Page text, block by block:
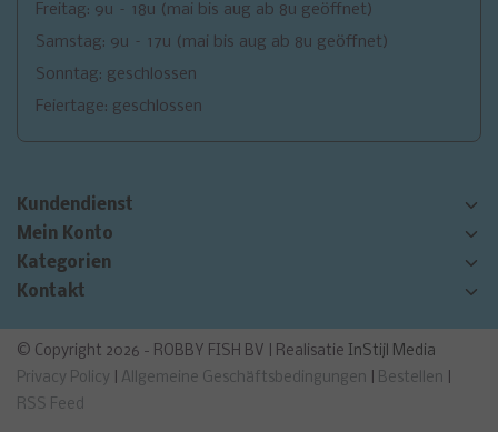
Freitag: 9u – 18u (mai bis aug ab 8u geöffnet)
Samstag: 9u – 17u (mai bis aug ab 8u geöffnet)
Sonntag: geschlossen
Feiertage: geschlossen
Kundendienst
Mein Konto
Kategorien
Kontakt
© Copyright 2026 - ROBBY FISH BV | Realisatie InStijl Media
Privacy Policy
Allgemeine Geschäftsbedingungen Bestellen
RSS Feed